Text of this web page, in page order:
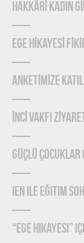
HAKKÂRİ KADIN
EGE HİKAYESİ
ANKETİMİZE
İNCİ VAKFI
Güçlü Çocuklar
IEN ile Eğitim
“Ege Hikayesi”